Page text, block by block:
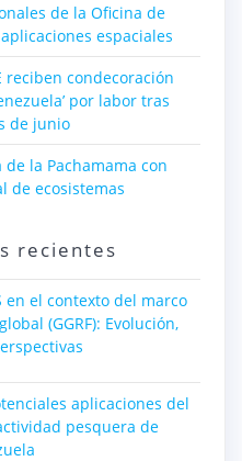
de la Oficina de
espaciales
reciben condecoración
por labor tras
de junio
de la Pachamama con
de ecosistemas
recientes
en el contexto del marco
(GGRF): Evolución,
aplicaciones del
pesquera de